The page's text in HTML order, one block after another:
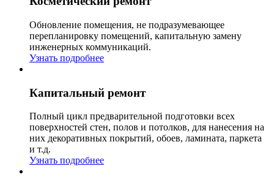
Обновление помещения, не подразумевающее
перепланировку помещений, капитальную замену
инженерных коммуникаций.
Узнать подробнее
Капитальный ремонт
Полный цикл предварительной подготовки всех
поверхностей стен, полов и потолков, для нанесения на
них декоративных покрытий, обоев, ламината, паркета
и т.д.
Узнать подробнее